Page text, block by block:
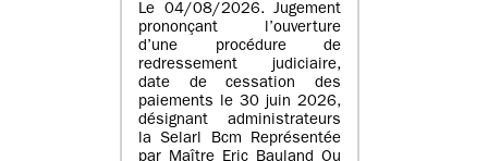
Le 04/08/2026. Jugement
prononçant l’ouverture
d’une procédure de
redressement judiciaire,
date de cessation des
paiements le 30 juin 2026,
désignant administrateurs
la Selarl Bcm Représentée